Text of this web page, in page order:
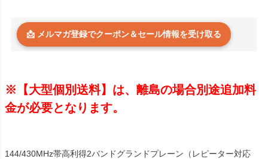
📩 メルマガ登録でクーポン＆セール情報を受け取る
※【大型個別送料】は、離島の場合別途追加料
金が必要となります。
144/430MHz帯高利得2バンドグランドプレーン（レピーター対応